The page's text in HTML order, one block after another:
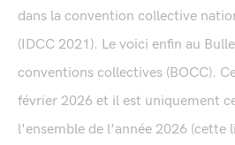
dans la convention collective
(IDCC 2021). Le voici enfin au
conventions collectives (BOCC).
février 2026 et il est uniquement
l'ensemble de l'année 2026 (cette